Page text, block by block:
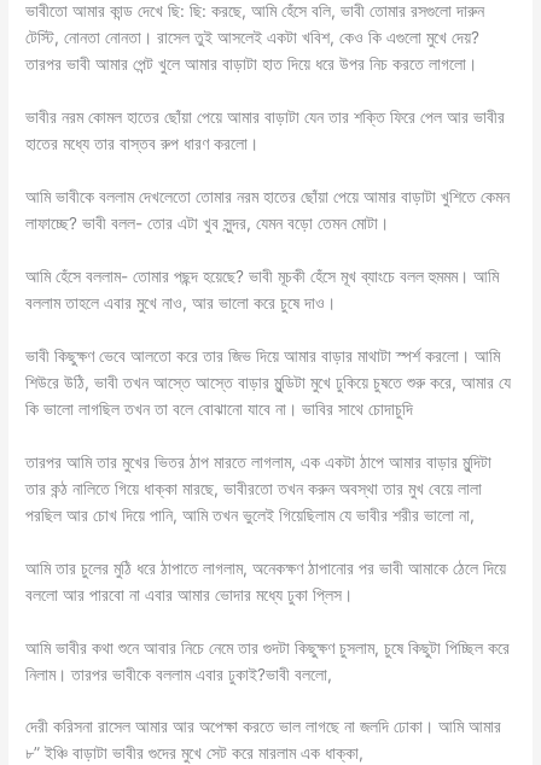
ভাবীতো আমার কান্ড দেখে ছি: ছি: করছে, আমি হেঁসে বলি, ভাবী তোমার রসগুলো দারুন
টেস্টি, নোনতা নোনতা। রাসেল তুই আসলেই একটা খবিশ, কেও কি এগুলো মুখে দেয়?
তারপর ভাবী আমার পেন্ট খুলে আমার বাড়াটা হাত দিয়ে ধরে উপর নিচ করতে লাগলো।
ভাবীর নরম কোমল হাতের ছোঁয়া পেয়ে আমার বাড়াটা যেন তার শক্তি ফিরে পেল আর ভাবীর
হাতের মধ্যে তার বাস্তব রুপ ধারণ করলো।
আমি ভাবীকে বললাম দেখলেতো তোমার নরম হাতের ছোঁয়া পেয়ে আমার বাড়াটা খুশিতে কেমন
লাফাচ্ছে? ভাবী বলল- তোর এটা খুব সুন্দর, যেমন বড়ো তেমন মোটা।
আমি হেঁসে বললাম- তোমার পছন্দ হয়েছে? ভাবী মূচকী হেঁসে মূখ ব্যাংচে বলল হুমমম। আমি
বললাম তাহলে এবার মুখে নাও, আর ভালো করে চুষে দাও।
ভাবী কিছুক্ষণ ভেবে আলতো করে তার জিভ দিয়ে আমার বাড়ার মাথাটা স্পর্শ করলো। আমি
শিউরে উঠি, ভাবী তখন আস্তে আস্তে বাড়ার মুন্ডিটা মুখে ঢুকিয়ে চুষতে শুরু করে, আমার যে
কি ভালো লাগছিল তখন তা বলে বোঝানো যাবে না। ভাবির সাথে চোদাচুদি
তারপর আমি তার মুখের ভিতর ঠাপ মারতে লাগলাম, এক একটা ঠাপে আমার বাড়ার মুন্দিটা
তার কন্ঠ নালিতে গিয়ে ধাক্কা মারছে, ভাবীরতো তখন করুন অবস্থা তার মুখ বেয়ে লালা
পরছিল আর চোখ দিয়ে পানি, আমি তখন ভুলেই গিয়েছিলাম যে ভাবীর শরীর ভালো না,
আমি তার চুলের মুঠি ধরে ঠাপাতে লাগলাম, অনেকক্ষণ ঠাপানোর পর ভাবী আমাকে ঠেলে দিয়ে
বললো আর পারবো না এবার আমার ভোদার মধ্যে ঢুকা প্লিস।
আমি ভাবীর কথা শুনে আবার নিচে নেমে তার গুদটা কিছুক্ষণ চুসলাম, চুষে কিছুটা পিচ্ছিল করে
নিলাম। তারপর ভাবীকে বললাম এবার ঢুকাই?ভাবী বললো,
দেরী করিসনা রাসেল আমার আর অপেক্ষা করতে ভাল লাগছে না জলদি ঢোকা। আমি আমার
৮” ইঞ্চি বাড়াটা ভাবীর গুদের মুখে সেট করে মারলাম এক ধাক্কা,